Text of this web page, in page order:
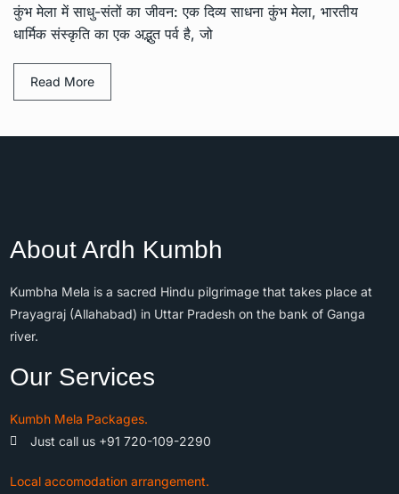
कुंभ मेला में साधु-संतों का जीवन: एक दिव्य साधना कुंभ मेला, भारतीय
धार्मिक संस्कृति का एक अद्भुत पर्व है, जो
Read More
About Ardh Kumbh
Kumbha Mela is a sacred Hindu pilgrimage that takes place at
Prayagraj (Allahabad) in Uttar Pradesh on the bank of Ganga
river.
Our Services
Kumbh Mela Packages.
Just call us +91 720-109-2290
Local accomodation arrangement.